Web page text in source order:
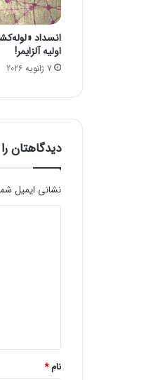
ی
ک
س
۴
ر
م
ش
ک
ر
د
انسداد
اولیه آلزایمر!
7 ژانویه 2026
دیدگاهتان
نشانی ایمیل
نام*